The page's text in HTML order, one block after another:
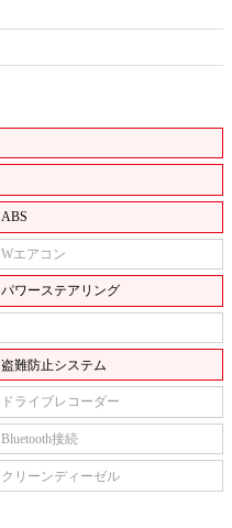
ABS
Wエアコン
パワーステアリング
盗難防止システム
ドライブレコーダー
Bluetooth接続
クリーンディーゼル